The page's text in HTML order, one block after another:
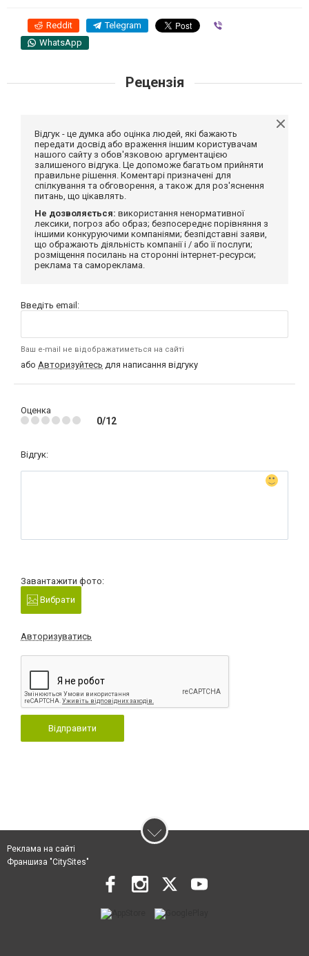
Reddit Telegram
WhatsApp
Рецензія
Відгук - це думка або оцінка людей, які бажають
передати досвід або враження іншим користувачам
нашого сайту з обов'язковою аргументацією
залишеного відгука. Це допоможе багатьом прийняти
правильне рішення. Коментарі призначені для
спілкування та обговорення, а також для роз'яснення
питань, що цікавлять.
Не дозволяється: використання ненормативної
лексики, погроз або образ; безпосереднє порівняння з
іншими конкуруючими компаніями; безпідставні заяви,
що ображають діяльність компанії і / або її послуги;
розміщення посилань на сторонні інтернет-ресурси;
реклама та самореклама.
Введіть email:
Ваш e-mail не відображатиметься на сайті
або Авторизуйтесь для написання відгуку
Оценка
0/12
Відгук:
Завантажити фото:
Вибрати
Авторизуватись
Відправити
Реклама на сайті
Франшиза "CitySites"